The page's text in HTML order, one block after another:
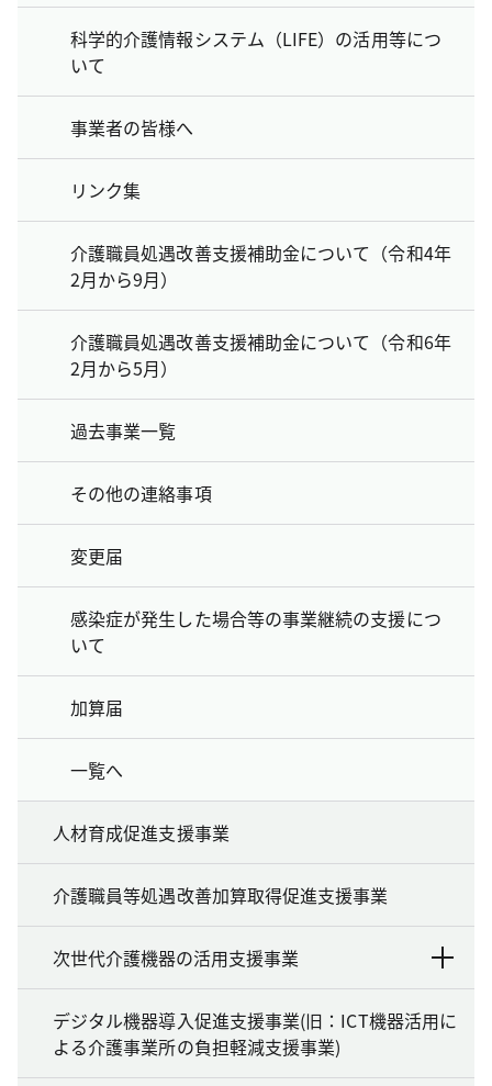
科学的介護情報システム（LIFE）の活用等につ
いて
事業者の皆様へ
リンク集
介護職員処遇改善支援補助金について（令和4年
2月から9月）
介護職員処遇改善支援補助金について（令和6年
2月から5月）
過去事業一覧
その他の連絡事項
変更届
感染症が発生した場合等の事業継続の支援につ
いて
加算届
一覧へ
人材育成促進支援事業
介護職員等処遇改善加算取得促進支援事業
次世代介護機器の活用支援事業
デジタル機器導入促進支援事業(旧：ICT機器活用に
よる介護事業所の負担軽減支援事業)